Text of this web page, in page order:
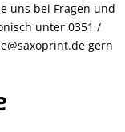
uns bei Fragen und
unter 0351 /
gern